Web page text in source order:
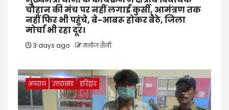
चौहान की मंच पर नहीं लगाई कुर्सी, आमंत्रण तक
नहीं फिर भी पहुंचे, बे-आबरू होकर बैठे, जिला
मोर्चा भी रहा दूर।
3 days ago मनोज सैनी
अपराध उत्तराखंड हरिद्वार